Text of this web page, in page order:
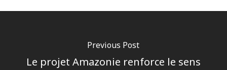
Previous Post
Le projet Amazonie renforce le sens